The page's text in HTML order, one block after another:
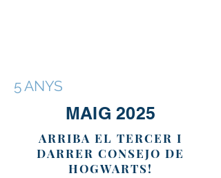
5 ANYS
MAIG 2025
ARRIBA EL TERCER I
DARRER CONSEJO DE
HOGWARTS!